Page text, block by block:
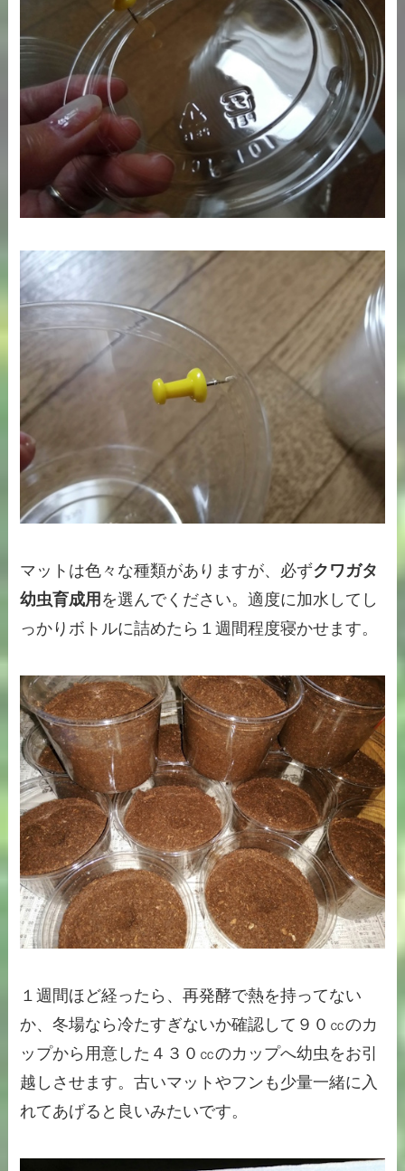
マットは色々な種類がありますが、必ずクワガタ
幼虫育成用 を選んでください。適度に加水してし
っかりボトルに詰めたら１週間程度寝かせます。
１週間ほど経ったら、再発酵で熱を持ってない
か、冬場なら冷たすぎないか確認して９０㏄のカ
ップから用意した４３０㏄のカップへ幼虫をお引
越しさせます。古いマットやフンも少量一緒に入
れてあげると良いみたいです。